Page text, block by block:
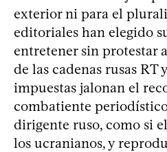
exterior ni para el
editoriales han elegido
entretener sin protestar
de las cadenas rusas
impuestas jalonan el
combatiente
dirigente ruso, como si
los ucranianos, y